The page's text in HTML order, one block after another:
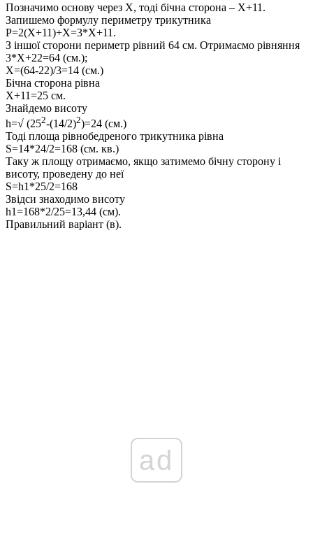
Позначимо основу через Х, тоді бічна сторона – Х+11 .
Запишемо формулу периметру трикутника
P=2(X+11)+X=3*X+11.
З іншої сторони периметр рівний 64 см. Отримаємо рівняння
3*Х+22=64 (см.);
Х=(64-22)/3=14 (см.)
Бічна сторона рівна
X+11=25 см.
Знайдемо висоту
h=√ (252-(14/2)2)=24 (см.)
Тоді площа рівнобедреного трикутника рівна
S=14*24/2=168 (см. кв.)
Таку ж площу отримаємо, якщо затимемо бічну сторону і
висоту, проведену до неї
S=h1*25/2=168
Звідси знаходимо висоту
h1=168*2/25=13,44 (см).
Правильний варіант (в).
ad